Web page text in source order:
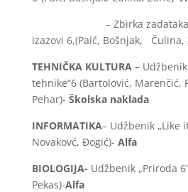
– Zbirka zadataka
izazovi 6,(Paić, Bošnjak, Čulina,
TEHNIČKA KULTURA –Udžbenik
tehnike“6 (Bartolović, Marenčić,
Pehar)- Školska naklada
INFORMATIKA– Udžbenik „Like
Novakovć, Đogić)- Alfa
BIOLOGIJA- Udžbenik „Priroda
Pekas)-Alfa